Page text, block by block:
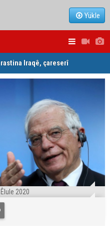
Yükle
Iraqê, çareserî
Dîcleyê
2020